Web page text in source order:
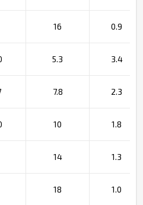
16 0.9
5.3 3.4
7.8 2.3
10 1.8
14 1.3
18 1.0